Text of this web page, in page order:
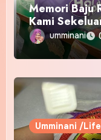
Memori Baju
Kami
Pakaian
umminani
Umminani /